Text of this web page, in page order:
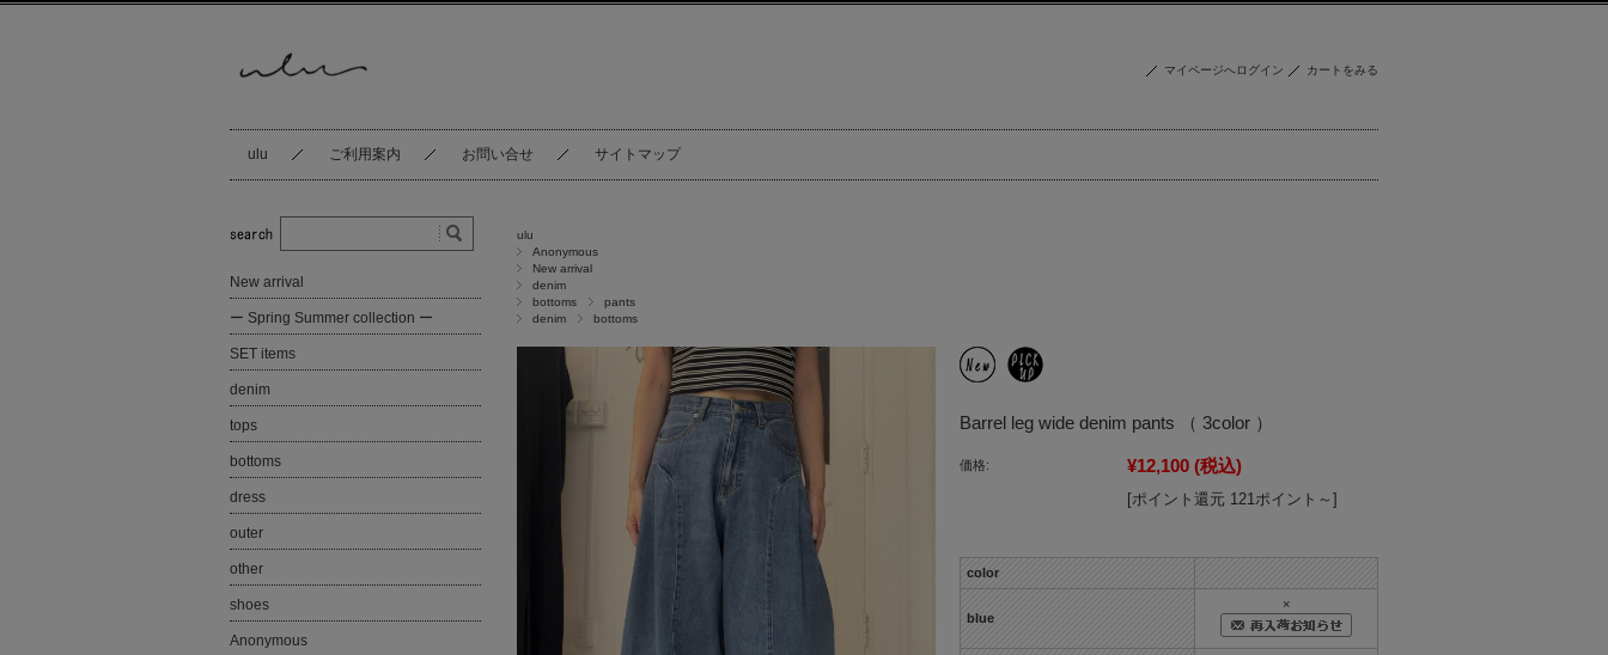
マイページへログイン カートをみる
ulu ご利用案内 お問い合せ サイトマップ
ulu
Anonymous
New arrival
denim
bottoms
pants
denim
bottoms
Barrel leg wide denim pants （ 3color ）
価格: ¥12,100 (税込)
[ポイント還元 121ポイント～]
color
blue
×
New arrival
ー Spring Summer collection ー
SET items
denim
tops
bottoms
dress
outer
other
shoes
Anonymous